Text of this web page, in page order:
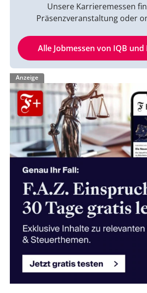
Unsere Karrieremessen
Präsenzveranstaltung oder
Alle Jobmessen von IQB
Anzeige